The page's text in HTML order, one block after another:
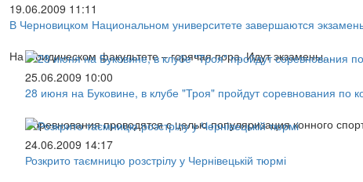
19.06.2009 11:11
В Черновицком Национальном университете завершаются
На юридическом факультете – горячая пора. Идут экзамены...
25.06.2009 10:00
28 июня на Буковине, в клубе "Троя" пройдут соревнования по
Соревнования проводятся с целью популяризация конного
24.06.2009 14:17
Розкрито таємницю розстрілу у Чернівецькій тюрмі